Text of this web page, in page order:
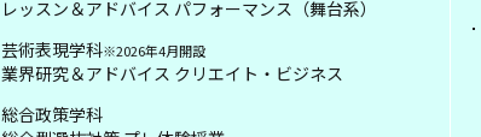
レッスン＆アドバイス パフォーマンス（舞台系）
芸術表現学科※2026年4月開設
業界研究＆アドバイス クリエイト・ビジネス
総合政策学科